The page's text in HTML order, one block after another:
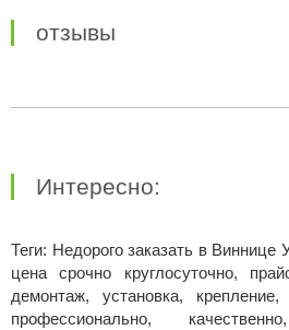
отзывы
Интересно:
Теги: Недорого заказать в Виннице
цена срочно круглосуточно,
демонтаж, установка,
профессионально,